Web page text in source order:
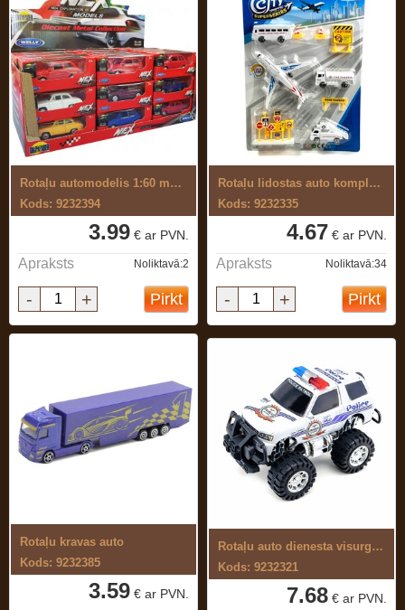
Rotaļu automodelis 1:60 metāla
Kods: 9232394
3.99 € ar PVN.
Apraksts Noliktavā:2
- + Pirkt
Rotaļu lidostas auto komplekts
Kods: 9232335
4.67 € ar PVN.
Apraksts Noliktavā:34
- + Pirkt
Rotaļu kravas auto
Kods: 9232385
3.59 € ar PVN.
Rotaļu auto dienesta visurgājējs
Kods: 9232321
7.68 € ar PVN.